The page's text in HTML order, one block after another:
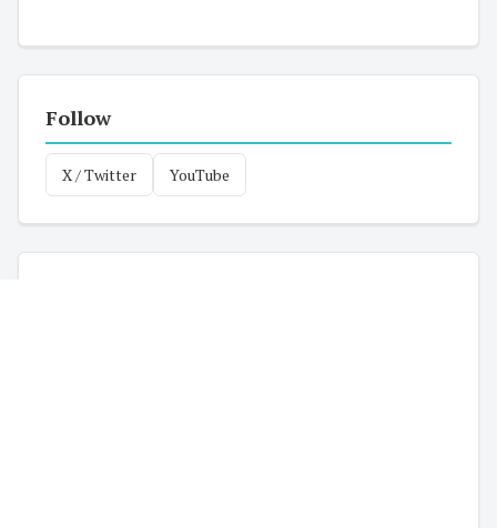
Follow
X / Twitter YouTube